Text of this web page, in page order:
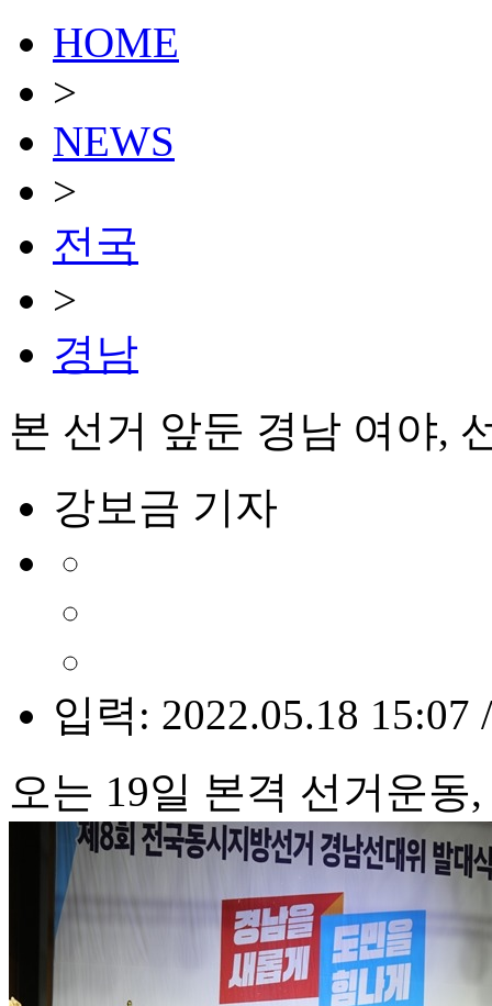
HOME
>
NEWS
>
전국
>
경남
본 선거 앞둔 경남 여야,
강보금 기자
입력: 2022.05.18 15:07
오는 19일 본격 선거운동